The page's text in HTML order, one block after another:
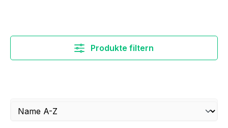
Produkte filtern